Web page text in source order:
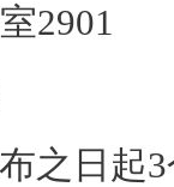
2901
之日起